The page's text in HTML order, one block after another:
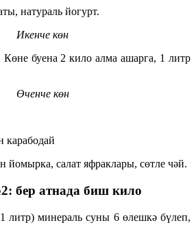
натураль йогурт.
Икенче көн
буена 2 кило алма ашарга, 1 литр
Өченче көн
карабодай
йомырка, салат яфраклары, сөтле чәй.
2: бер атнада биш кило
литр) минераль суны 6 өлешкә бүлеп,